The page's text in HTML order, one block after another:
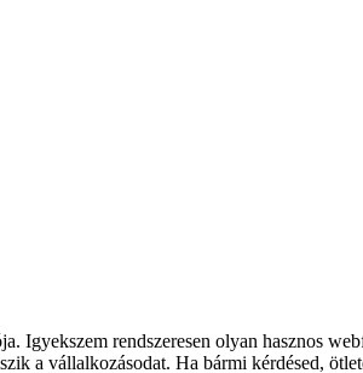
Igyekszem rendszeresen olyan hasznos
a vállalkozásodat. Ha bármi kérdésed,